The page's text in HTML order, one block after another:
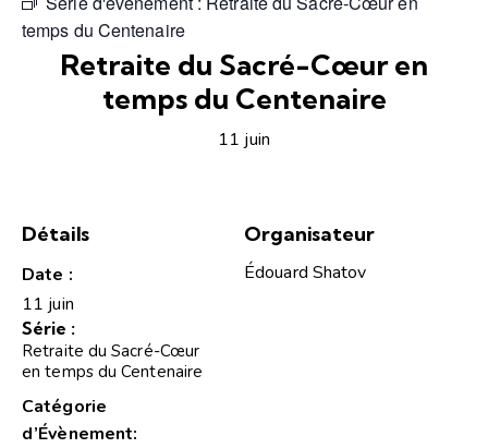
temps du Centenaire
Retraite du Sacré-Cœur en
temps du Centenaire
11 juin
Détails
Date :
11 juin
Série :
Retraite du Sacré-Cœur
en temps du Centenaire
Catégorie
d’Évènement:
Organisateur
Édouard Shatov